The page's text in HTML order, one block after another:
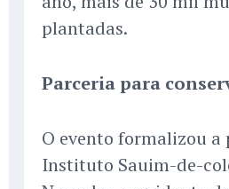
plantadas.
Parceria para
O evento formalizou a
Instituto Sauim-de-